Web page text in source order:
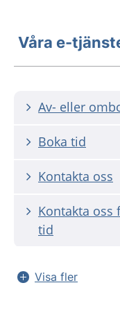
Våra e-
Av- eller
Boka tid
Kontakta oss
Kontakta oss
tid
Visa fler